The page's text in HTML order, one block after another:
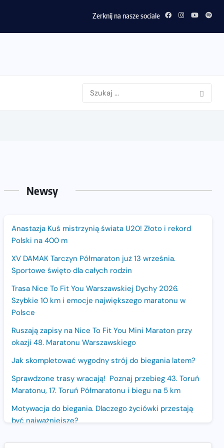
Zerknij na nasze sociale
Newsy
Anastazja Kuś mistrzynią świata U20! Złoto i rekord
Polski na 400 m
XV DAMAK Tarczyn Półmaraton już 13 września.
Sportowe święto dla całych rodzin
Trasa Nice To Fit You Warszawskiej Dychy 2026.
Szybkie 10 km i emocje największego maratonu w
Polsce
Ruszają zapisy na Nice To Fit You Mini Maraton przy
okazji 48. Maratonu Warszawskiego
Jak skompletować wygodny strój do biegania latem?
Sprawdzone trasy wracają! Poznaj przebieg 43. Toruń
Maratonu, 17. Toruń Półmaratonu i biegu na 5 km
Motywacja do biegania. Dlaczego życiówki przestają
być najważniejsze?